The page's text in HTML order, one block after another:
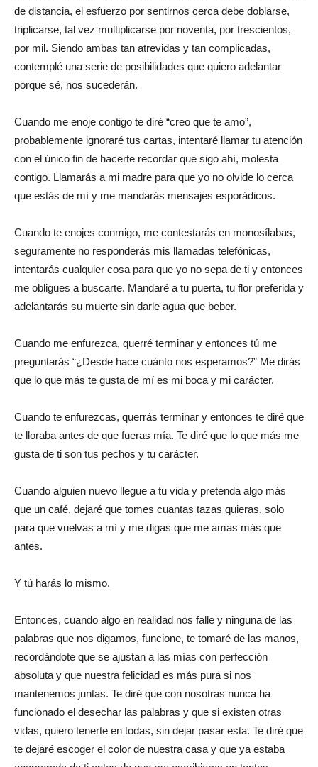
de distancia, el esfuerzo por sentirnos cerca debe doblarse,
triplicarse, tal vez multiplicarse por noventa, por trescientos,
por mil. Siendo ambas tan atrevidas y tan complicadas,
contemplé una serie de posibilidades que quiero adelantar
porque sé, nos sucederán.
Cuando me enoje contigo te diré “creo que te amo”,
probablemente ignoraré tus cartas, intentaré llamar tu atención
con el único fin de hacerte recordar que sigo ahí, molesta
contigo. Llamarás a mi madre para que yo no olvide lo cerca
que estás de mí y me mandarás mensajes esporádicos.
Cuando te enojes conmigo, me contestarás en monosílabas,
seguramente no responderás mis llamadas telefónicas,
intentarás cualquier cosa para que yo no sepa de ti y entonces
me obligues a buscarte. Mandaré a tu puerta, tu flor preferida y
adelantarás su muerte sin darle agua que beber.
Cuando me enfurezca, querré terminar y entonces tú me
preguntarás “¿Desde hace cuánto nos esperamos?” Me dirás
que lo que más te gusta de mí es mi boca y mi carácter.
Cuando te enfurezcas, querrás terminar y entonces te diré que
te lloraba antes de que fueras mía. Te diré que lo que más me
gusta de ti son tus pechos y tu carácter.
Cuando alguien nuevo llegue a tu vida y pretenda algo más
que un café, dejaré que tomes cuantas tazas quieras, solo
para que vuelvas a mí y me digas que me amas más que
antes.
Y tú harás lo mismo.
Entonces, cuando algo en realidad nos falle y ninguna de las
palabras que nos digamos, funcione, te tomaré de las manos,
recordándote que se ajustan a las mías con perfección
absoluta y que nuestra felicidad es más pura si nos
mantenemos juntas. Te diré que con nosotras nunca ha
funcionado el desechar las palabras y que si existen otras
vidas, quiero tenerte en todas, sin dejar pasar esta. Te diré que
te dejaré escoger el color de nuestra casa y que ya estaba